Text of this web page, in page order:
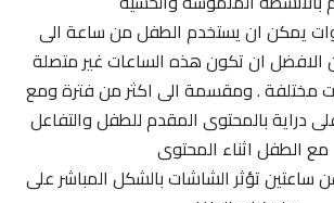
3 سنوات يمكن ان يستخدم الطفل من ساعة الى
ان تكون هذه الساعات غير متصلة
. ومقسمة الى اكثر من فترة ومع
بالمحتوى المقدم للطفل والتفاعل
مع الطفل اثناء المحتوى
ساعتين تؤثر الشاشات بالشكل المباشر على